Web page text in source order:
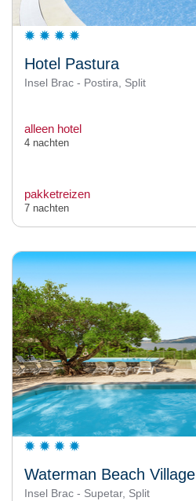
Hotel Pastura
Insel Brac - Postira, Split
alleen hotel
4 nachten
pakketreizen
7 nachten
Waterman Beach
Insel Brac - Supetar, Split